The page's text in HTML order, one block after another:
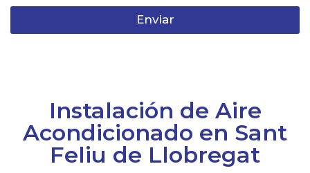
Enviar
Instalación de Aire
Acondicionado en Sant
Feliu de Llobregat